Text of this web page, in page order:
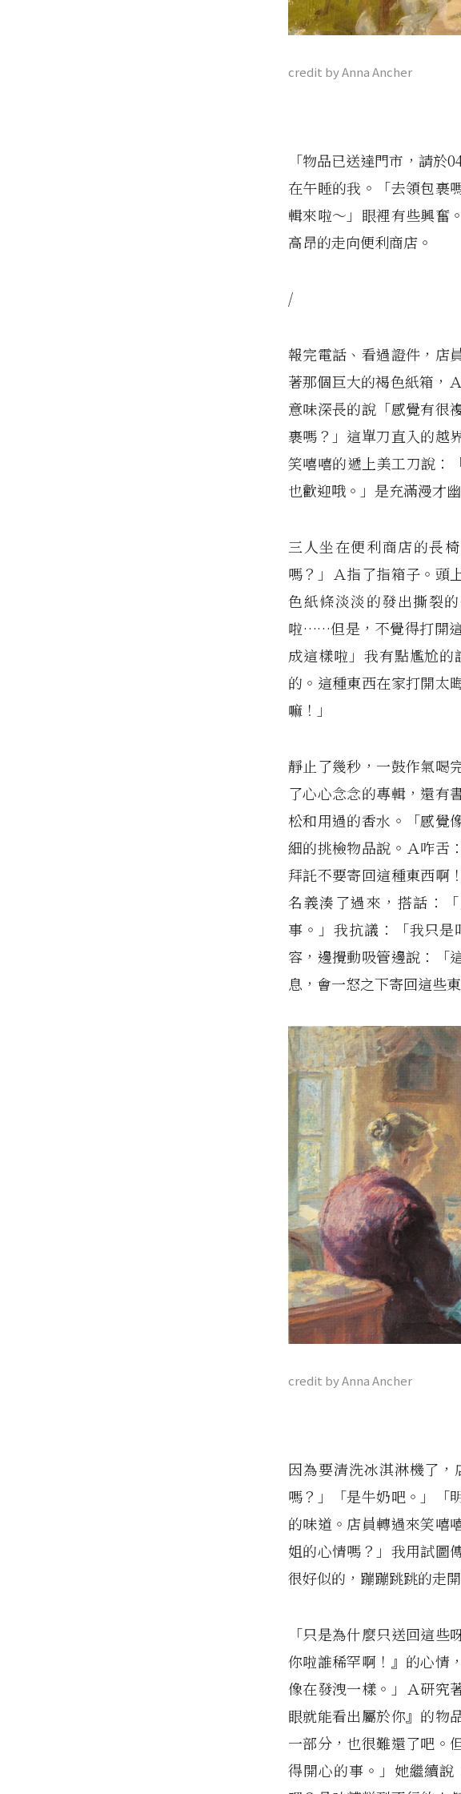
credit by Anna Ancher
「物品已送達門市，請於
在午睡的我。「去領包裹
輯來啦～」眼裡有些興奮
高昂的走向便利商店。
/
報完電話、看過證件，店
著那個巨大的褐色紙箱，
意味深長的說「感覺有很
裹嗎？」這單刀直入的越
笑嘻嘻的遞上美工刀說
也歡迎哦。」是充滿漫才
三人坐在便利商店的長
嗎？」Ａ指了指箱子。頭
色紙條淡淡的發出撕裂
啦……但是，不覺得打開
成這樣啦」我有點尷尬
的。這種東西在家打開太
嘛！」
靜止了幾秒，一鼓作氣喝
了心心念念的專輯，還有
松和用過的香水。「感覺
細的挑檢物品說。Ａ咋舌
拜託不要寄回這種東西啊
名義湊了過來，搭話：
事。」我抗議：「我只
容，邊攪動吸管邊說：「
息，會一怒之下寄回這些
credit by Anna Ancher
因為要清洗冰淇淋機了
嗎？」「是牛奶吧。」「
的味道。店員轉過來笑嘻
姐的心情嗎？」我用試圖
很好似的，蹦蹦跳跳的走開
「只是為什麼只送回這
你啦誰稀罕啊！』的心情
像在發洩一樣。」Ａ研究
眼就能看出屬於你』的物
一部分，也很難還了吧。
得開心的事。」她繼續